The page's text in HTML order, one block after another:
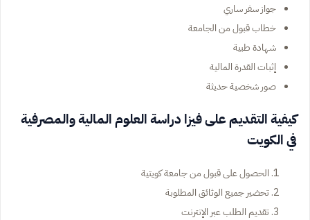
جواز سفر ساري
خطاب قبول من الجامعة
شهادة طبية
إثبات القدرة المالية
صور شخصية حديثة
كيفية التقديم على فيزا دراسة العلوم المالية والمصرفية
في الكويت
الحصول على قبول من جامعة كويتية
تحضير جميع الوثائق المطلوبة
تقديم الطلب عبر الإنترنت